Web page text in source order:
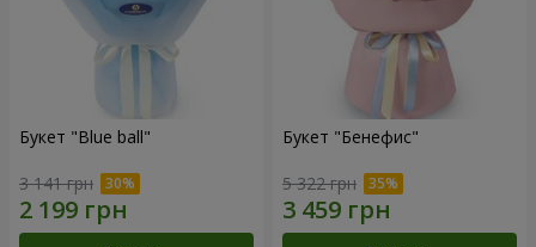
Букет "Blue ball"
3 141 грн
Букет "Бенефис"
5 322 грн